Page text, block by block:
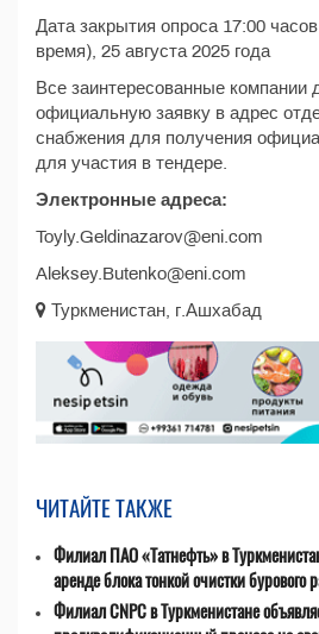
Дата закрытия опроса 17:00
время), 25 августа 2025 года
Все заинтересованные компании
официальную заявку в адрес
снабжения для получения
для участия в тендере.
Электронные адреса:
Toyly.Geldinazarov@eni.com
Aleksey.Butenko@eni.com
Туркменистан, г.Ашхабад
ЧИТАЙТЕ ТАКЖЕ
Филиал ПАО «Татнефть» в
аренде блока тонкой очистки бурового
Филиал CNPC в Туркменистане